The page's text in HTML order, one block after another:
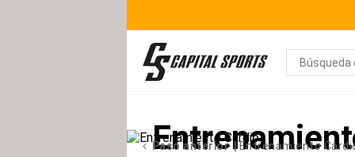
Paso anterior Entrenamiento